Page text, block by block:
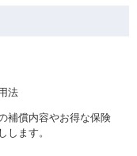
法
補償内容やお得な保険
します。